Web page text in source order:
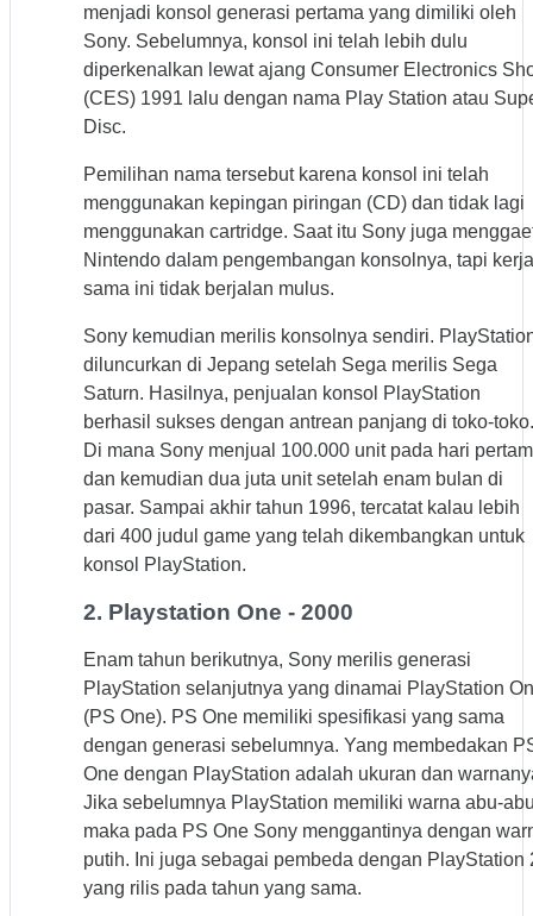
menjadi konsol generasi pertama yang dimiliki oleh
Sony. Sebelumnya, konsol ini telah lebih dulu
diperkenalkan lewat ajang Consumer Electronics
(CES) 1991 lalu dengan nama Play Station atau
Disc.
Pemilihan nama tersebut karena konsol ini telah
menggunakan kepingan piringan (CD) dan tidak lagi
menggunakan cartridge. Saat itu Sony juga
Nintendo dalam pengembangan konsolnya, tapi kerja
sama ini tidak berjalan mulus.
Sony kemudian merilis konsolnya sendiri.
diluncurkan di Jepang setelah Sega merilis Sega
Saturn. Hasilnya, penjualan konsol PlayStation
berhasil sukses dengan antrean panjang di toko-toko.
Di mana Sony menjual 100.000 unit pada hari
dan kemudian dua juta unit setelah enam bulan di
pasar. Sampai akhir tahun 1996, tercatat kalau lebih
dari 400 judul game yang telah dikembangkan untuk
konsol PlayStation.
2. Playstation One - 2000
Enam tahun berikutnya, Sony merilis generasi
PlayStation selanjutnya yang dinamai PlayStation
(PS One). PS One memiliki spesifikasi yang sama
dengan generasi sebelumnya. Yang membedakan
One dengan PlayStation adalah ukuran dan
Jika sebelumnya PlayStation memiliki warna abu-
maka pada PS One Sony menggantinya dengan
putih. Ini juga sebagai pembeda dengan PlayStation
yang rilis pada tahun yang sama.